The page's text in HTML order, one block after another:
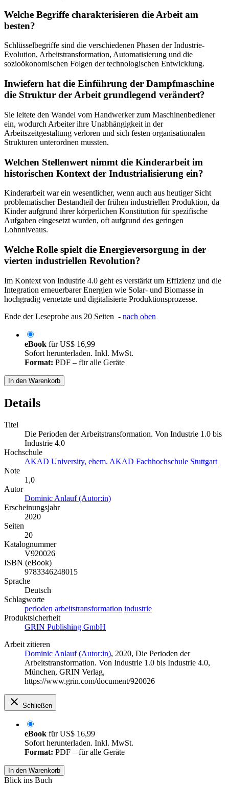
Welche Begriffe charakterisieren die Arbeit am
besten?
Schlüsselbegriffe sind die verschiedenen Phasen der Industrie-
Evolution, Arbeitstransformation, Automatisierung und die
sozioökonomischen Folgen der technologischen Entwicklung.
Inwiefern hat die Einführung der Dampfmaschine
die Struktur der Arbeit grundlegend verändert?
Sie leitete den Wandel vom Handwerker zum Maschinenbediener
ein, wodurch Arbeiter ihre Unabhängigkeit in der
Arbeitszeitgestaltung verloren und sich festen organisationalen
Strukturen unterordnen mussten.
Welchen Stellenwert nimmt die Kinderarbeit im
historischen Kontext der Industrialisierung ein?
Kinderarbeit war ein wesentlicher, wenn auch aus heutiger Sicht
problematischer Bestandteil der frühen industriellen Produktion, da
Kinder aufgrund ihrer körperlichen Konstitution für spezifische
Aufgaben eingesetzt wurden, oft aufgrund des geringen
Lohnniveaus.
Welche Rolle spielt die Energieversorgung in der
vierten industriellen Revolution?
Im Kontext von Industrie 4.0 geht es verstärkt um Effizienz und die
Integration erneuerbarer Energien wie Solar- und Biomasse in
hochgradig vernetzte und digitalisierte Produktionsprozesse.
Ende der Leseprobe aus 20 Seiten - nach oben
eBook fürUS$ 16,99
Sofort herunterladen. Inkl. MwSt.
Format: PDF – für alle Geräte
In den Warenkorb
Details
Titel
Die Perioden der Arbeitstransformation. Von Industrie 1.0 bis
Industrie 4.0
Hochschule
AKAD University, ehem. AKAD Fachhochschule Stuttgart
Note
1,0
Autor
Dominic Anlauf (Autor:in)
Erscheinungsjahr
2020
Seiten
20
Katalognummer
V920026
ISBN (eBook)
9783346248015
Sprache
Deutsch
Schlagworte
perioden arbeitstransformation industrie
Produktsicherheit
GRIN Publishing GmbH
Arbeit zitieren
Dominic Anlauf (Autor:in), 2020, Die Perioden der
Arbeitstransformation. Von Industrie 1.0 bis Industrie 4.0,
München, GRIN Verlag,
https://www.grin.com/document/920026
Schließen
eBook fürUS$ 16,99
Sofort herunterladen. Inkl. MwSt.
Format: PDF – für alle Geräte
In den Warenkorb
Blick ins Buch